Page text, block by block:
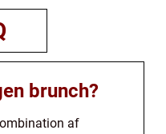
brunch?
af